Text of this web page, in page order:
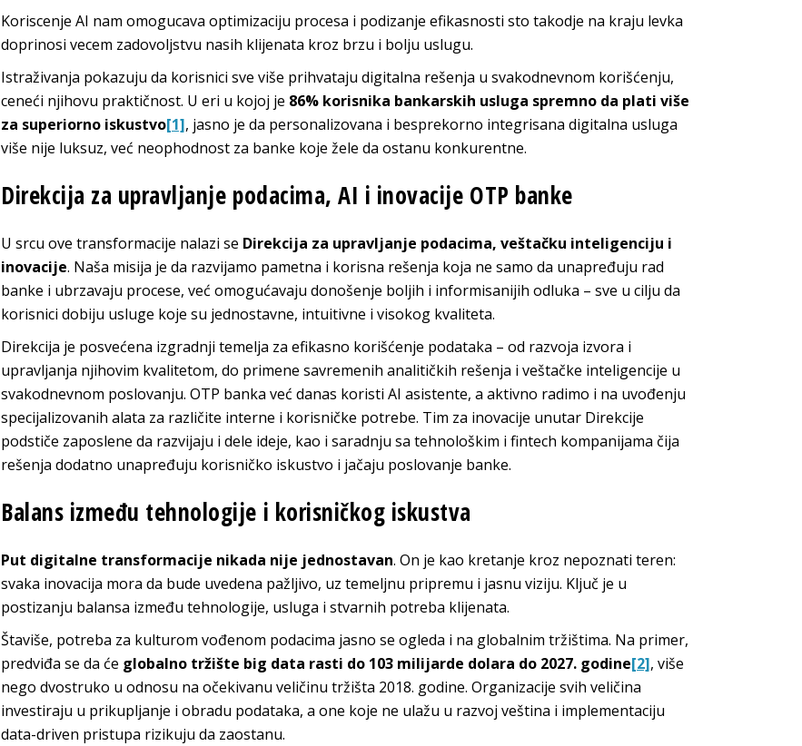
Koriscenje AI nam omogucava optimizaciju procesa i podizanje efikasnosti sto takodje na kraju levka
doprinosi vecem zadovoljstvu nasih klijenata kroz brzu i bolju uslugu.
Istraživanja pokazuju da korisnici sve više prihvataju digitalna rešenja u svakodnevnom korišćenju,
ceneći njihovu praktičnost. U eri u kojoj je 86% korisnika bankarskih usluga spremno da plati više
za superiorno iskustvo[1], jasno je da personalizovana i besprekorno integrisana digitalna usluga
više nije luksuz, već neophodnost za banke koje žele da ostanu konkurentne.
Direkcija za upravljanje podacima, AI i inovacije OTP banke
U srcu ove transformacije nalazi se Direkcija za upravljanje podacima, veštačku inteligenciju i
inovacije. Naša misija je da razvijamo pametna i korisna rešenja koja ne samo da unapređuju rad
banke i ubrzavaju procese, već omogućavaju donošenje boljih i informisanijih odluka – sve u cilju da
korisnici dobiju usluge koje su jednostavne, intuitivne i visokog kvaliteta.
Direkcija je posvećena izgradnji temelja za efikasno korišćenje podataka – od razvoja izvora i
upravljanja njihovim kvalitetom, do primene savremenih analitičkih rešenja i veštačke inteligencije u
svakodnevnom poslovanju. OTP banka već danas koristi AI asistente, a aktivno radimo i na uvođenju
specijalizovanih alata za različite interne i korisničke potrebe. Tim za inovacije unutar Direkcije
podstiče zaposlene da razvijaju i dele ideje, kao i saradnju sa tehnološkim i fintech kompanijama čija
rešenja dodatno unapređuju korisničko iskustvo i jačaju poslovanje banke.
Balans između tehnologije i korisničkog iskustva
Put digitalne transformacije nikada nije jednostavan. On je kao kretanje kroz nepoznati teren:
svaka inovacija mora da bude uvedena pažljivo, uz temeljnu pripremu i jasnu viziju. Ključ je u
postizanju balansa između tehnologije, usluga i stvarnih potreba klijenata.
Štaviše, potreba za kulturom vođenom podacima jasno se ogleda i na globalnim tržištima. Na primer,
predviđa se da će globalno tržište big data rasti do 103 milijarde dolara do 2027. godine[2], više
nego dvostruko u odnosu na očekivanu veličinu tržišta 2018. godine. Organizacije svih veličina
investiraju u prikupljanje i obradu podataka, a one koje ne ulažu u razvoj veština i implementaciju
data-driven pristupa rizikuju da zaostanu.